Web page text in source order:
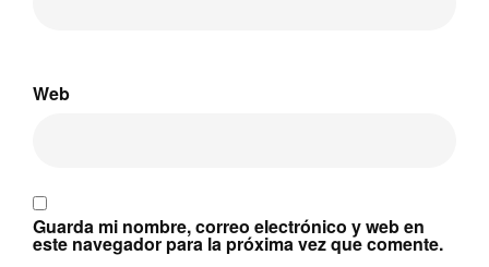
Web
Guarda mi nombre, correo electrónico y web en
este navegador para la próxima vez que comente.